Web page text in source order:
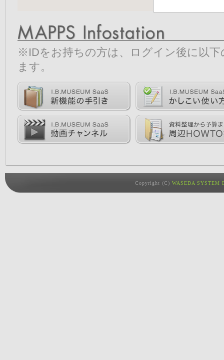
※IDをお持ちの方は、ログイン後に以
ます。
Copyright (C) WASEDA SYSTEM